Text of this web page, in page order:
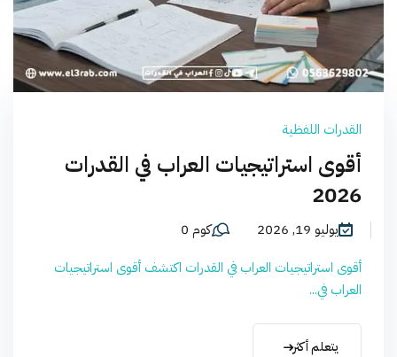
القدرات اللفظية
أقوى استراتيجيات العراب في القدرات
2026
يوليو 19, 2026
كوم 0
أقوى استراتيجيات العراب في القدرات اكتشف أقوى استراتيجيات
العراب في...
يتعلم أكثر